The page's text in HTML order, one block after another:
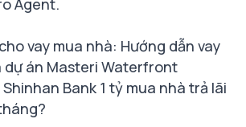
Agent.
vay mua nhà: Hướng dẫn vay
dự án Masteri Waterfront
Bank 1 tỷ mua nhà trả lãi